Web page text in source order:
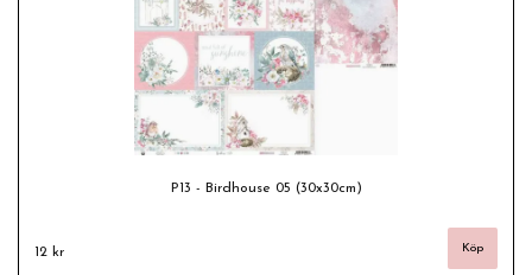
P13 - Birdhouse 05 (30x30cm)
12 kr